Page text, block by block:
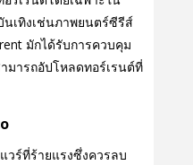
เทิงเช่นภาพยนตร์ซีรีส์
มักได้รับการควบคุม
มารถอัปโหลดทอร์เรนต์ที่
วร์ที่ร้ายแรงซึ่งควรลบ